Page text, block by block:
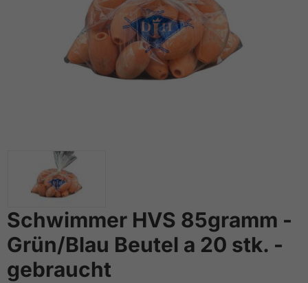
Schwimmer HVS 85gramm -
Grün/Blau Beutel a 20 stk. -
gebraucht